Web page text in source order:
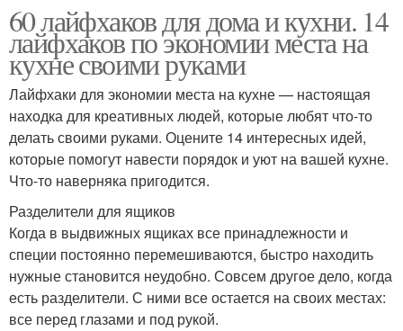
60 лайфхаков для дома и кухни. 14
лайфхаков по экономии места на
кухне своими руками
Лайфхаки для экономии места на кухне — настоящая
находка для креативных людей, которые любят что-то
делать своими руками. Оцените 14 интересных идей,
которые помогут навести порядок и уют на вашей кухне.
Что-то наверняка пригодится.
Разделители для ящиков
Когда в выдвижных ящиках все принадлежности и
специи постоянно перемешиваются, быстро находить
нужные становится неудобно. Совсем другое дело, когда
есть разделители. С ними все остается на своих местах:
все перед глазами и под рукой.